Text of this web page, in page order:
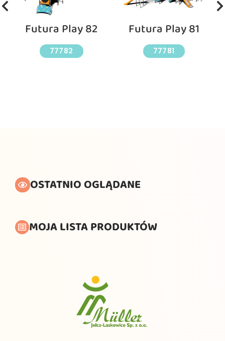
Futura Play 82
77782
Futura Play 81
77781
OSTATNIO OGLĄDANE
MOJA LISTA PRODUKTÓW